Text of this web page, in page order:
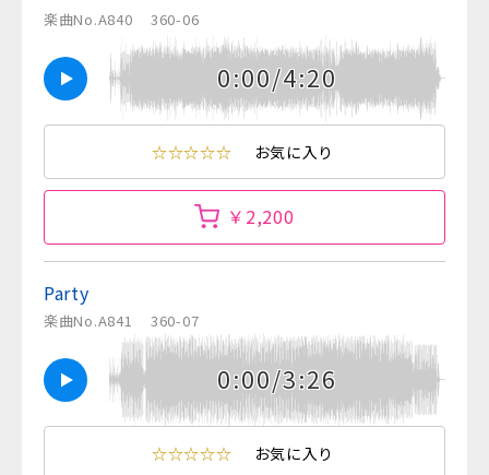
楽曲No.A840 360-06
0:00/4:20
☆☆☆☆☆ お気に入り
￥2,200
Party
楽曲No.A841 360-07
0:00/3:26
☆☆☆☆☆ お気に入り